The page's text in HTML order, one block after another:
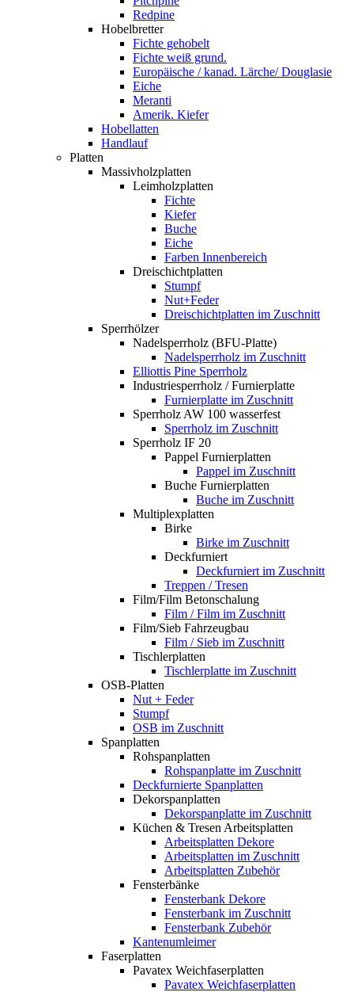
Redpine
Hobelbretter
Fichte gehobelt
Fichte weiß grund.
Europäische / kanad. Lärche/ Douglasie
Eiche
Meranti
Amerik. Kiefer
Hobellatten
Handlauf
Platten
Massivholzplatten
Leimholzplatten
Fichte
Kiefer
Buche
Eiche
Farben Innenbereich
Dreischichtplatten
Stumpf
Nut+Feder
Dreischichtplatten im Zuschnitt
Sperrhölzer
Nadelsperrholz (BFU-Platte)
Nadelsperrholz im Zuschnitt
Elliottis Pine Sperrholz
Industriesperrholz / Furnierplatte
Furnierplatte im Zuschnitt
Sperrholz AW 100 wasserfest
Sperrholz im Zuschnitt
Sperrholz IF 20
Pappel Furnierplatten
Pappel im Zuschnitt
Buche Furnierplatten
Buche im Zuschnitt
Multiplexplatten
Birke
Birke im Zuschnitt
Deckfurniert
Deckfurniert im Zuschnitt
Treppen / Tresen
Film/Film Betonschalung
Film / Film im Zuschnitt
Film/Sieb Fahrzeugbau
Film / Sieb im Zuschnitt
Tischlerplatten
Tischlerplatte im Zuschnitt
OSB-Platten
Nut + Feder
Stumpf
OSB im Zuschnitt
Spanplatten
Rohspanplatten
Rohspanplatte im Zuschnitt
Deckfurnierte Spanplatten
Dekorspanplatten
Dekorspanplatte im Zuschnitt
Küchen & Tresen Arbeitsplatten
Arbeitsplatten Dekore
Arbeitsplatten im Zuschnitt
Arbeitsplatten Zubehör
Fensterbänke
Fensterbank Dekore
Fensterbank im Zuschnitt
Fensterbank Zubehör
Kantenumleimer
Faserplatten
Pavatex Weichfaserplatten
Pavatex Weichfaserplatten